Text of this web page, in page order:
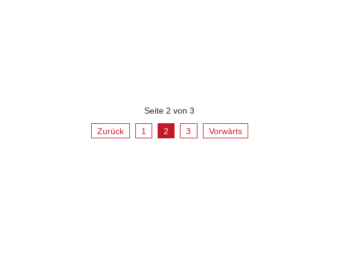
Seite 2 von 3
Zurück 1 2 3 Vorwärts